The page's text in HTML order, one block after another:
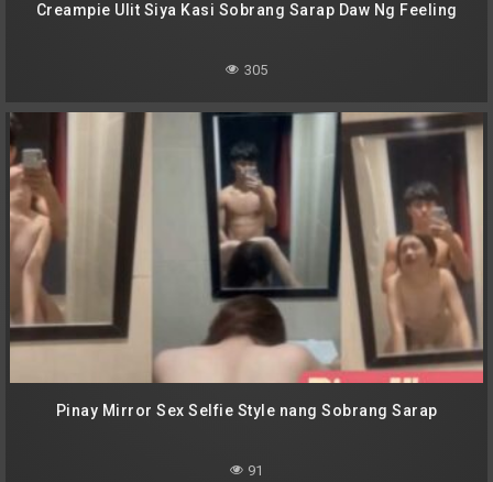
Creampie Ulit Siya Kasi Sobrang Sarap Daw Ng Feeling
305
Pinay Mirror Sex Selfie Style nang Sobrang Sarap
91